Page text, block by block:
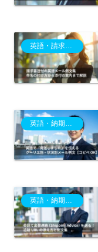
英語・請求・入金・支払い
英語・納期・出荷